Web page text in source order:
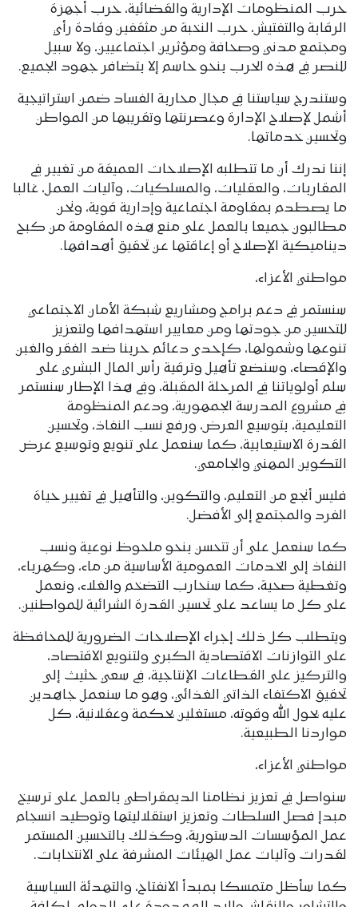
حرب المنظومات الإدارية والقضائية، حرب أجهزة
الرقابة والتفتيش، حرب النخبة من مثقفين وقادة رأي
ومجتمع مدني وصحافة ومؤثرين اجتماعيين، ولا سبيل
للنصر في هذه الحرب بنحو حاسم إلا بتضافر جهود الجميع.
وستندرج سياستنا في مجال محاربة الفساد ضمن استراتيجية
أشمل لإصلاح الإدارة وعصرنتها وتقريبها من المواطن
وتحسين خدماتها.
إننا ندرك أن ما تتطلبه الإصلاحات العميقة من تغيير في
المقاربات، والعقليات، والمسلكيات، وآليات العمل، غالبا
ما يصطدم بمقاومة اجتماعية وإدارية قوية، ونحن
مطالبون جميعا بالعمل على منع هذه المقاومة من كبح
ديناميكية الإصلاح أو إعاقتها عن تحقيق أهدافها.
مواطني الأعزاء،
سنستمر في دعم برامج ومشاريع شبكة الأمان الاجتماعي
للتحسين من جودتها ومن معايير استهدافها ولتعزيز
تنوعها وشمولها، كإحدى دعائم حربنا ضد الفقر والغبن
والإقصاء، وسنضع تأهيل وترقية رأس المال البشري على
سلم أولوياتنا في المرحلة المقبلة، وفي هذا الإطار سنستمر
في مشروع المدرسة الجمهورية، ودعم المنظومة
التعليمية، بتوسيع العرض، ورفع نسب النفاذ، وتحسين
القدرة الاستيعابية، كما سنعمل على تنويع وتوسيع عرض
التكوين المهني والجامعي.
فليس أنجع من التعليم، والتكوين، والتأهيل في تغيير حياة
الفرد والمجتمع إلى الأفضل.
كما سنعمل على أن تتحسن بنحو ملحوظ نوعية ونسب
النفاذ إلى الخدمات العمومية الأساسية من ماء، وكهرباء،
وتغطية صحية، كما سنحارب التضخم والغلاء، ونعمل
على كل ما يساعد على تحسين القدرة الشرائية للمواطنين.
ويتطلب كل ذلك إجراء الإصلاحات الضرورية للمحافظة
على التوازنات الاقتصادية الكبرى ولتنويع الاقتصاد،
والتركيز على القطاعات الإنتاجية، في سعي حثيث إلى
تحقيق الاكتفاء الذاتي الغذائي، وهو ما سنعمل جاهدين
عليه بحول الله وقوته، مستغلين بحكمة وعقلانية، كل
مواردنا الطبيعية.
مواطني الأعزاء،
سنواصل في تعزيز نظامنا الديمقراطي بالعمل على ترسيخ
مبدإ فصل السلطات وتعزيز استقلاليتها وتوطيد انسجام
عمل المؤسسات الدستورية، وكذلك بالتحسين المستمر
لقدرات وآليات عمل الهيئات المشرفة على الانتخابات.
كما سأظل متمسكا بمبدأ الانفتاح، والتهدئة السياسية